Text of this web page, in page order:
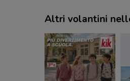
Altri volantini